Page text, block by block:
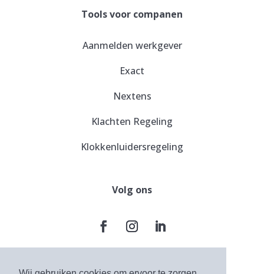
Tools voor companen
Aanmelden werkgever
Exact
Nextens
Klachten Regeling
Klokkenluidersregeling
Volg ons